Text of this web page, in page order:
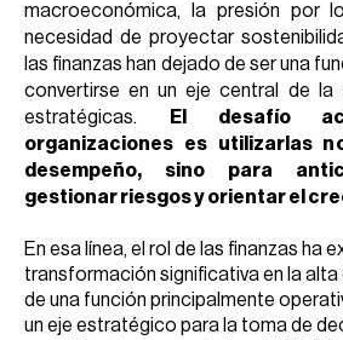
macroeconómica, la presión por
necesidad de proyectar
las finanzas han dejado de ser una
convertirse en un eje central de la
estratégicas.
El desafío
organizaciones es utilizarlas
desempeño, sino para
gestionar riesgos y orientar el
En esa línea, el rol de las finanzas ha
transformación significativa en la
de una función principalmente
un eje estratégico para la toma de